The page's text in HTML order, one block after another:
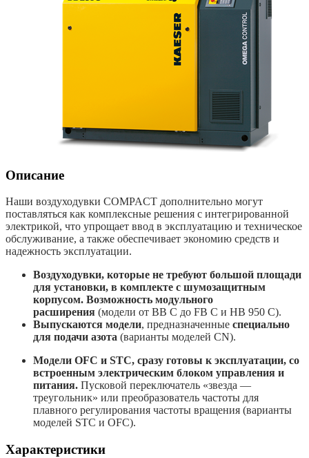
Описание
Наши воздуходувки COMPACT дополнительно могут
поставляться как комплексные решения с интегрированной
электрикой, что упрощает ввод в эксплуатацию и техническое
обслуживание, а также обеспечивает экономию средств и
надежность эксплуатации.
Воздуходувки, которые не требуют большой площади
для установки, в комплекте с шумозащитным
корпусом. Возможность модульного
расширения (модели от BB C до FB C и HB 950 C).
Выпускаются модели, предназначенные специально
для подачи азота (варианты моделей CN).
Модели OFC и STC, сразу готовы к эксплуатации, со
встроенным электрическим блоком управления и
питания. Пусковой переключатель «звезда —
треугольник» или преобразователь частоты для
плавного регулирования частоты вращения (варианты
моделей STC и OFC).
Характеристики